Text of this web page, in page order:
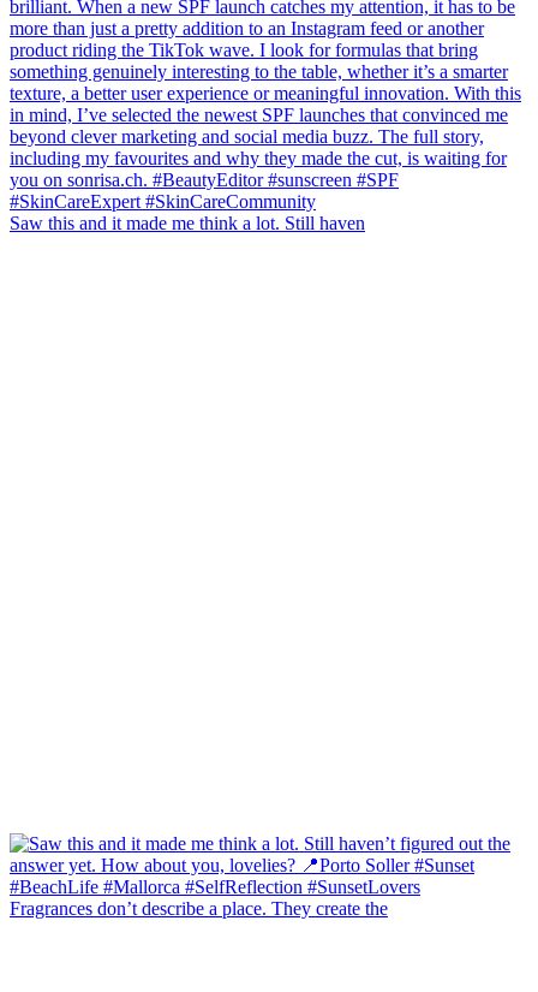
Saw this and it made me think a lot. Still haven
Fragrances don’t describe a place. They create the